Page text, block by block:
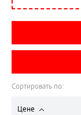
Сортировать по:
Цене